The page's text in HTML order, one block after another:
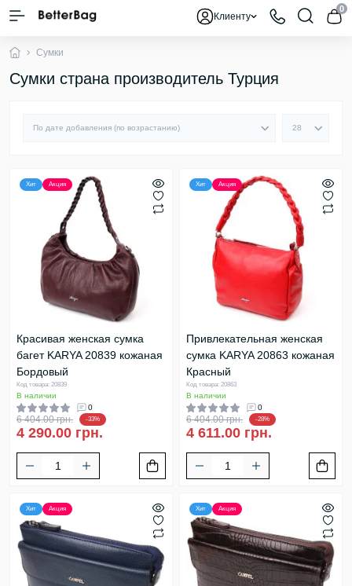
Клиенту
0
Сумки
Сумки страна производитель Турция
Хит Акция
Красивая женская сумка
багет KARYA 20839 кожаная
Бордовый
Код товара: 20839
В наличии
0
6 404.00 грн. -33%
4 290.00 грн.
Хит Акция
Привлекательная женская
сумка KARYA 20863 кожаная
Красный
Код товара: 20863
В наличии
0
6 404.00 грн. -28%
4 611.00 грн.
Хит Акция Хит Акция